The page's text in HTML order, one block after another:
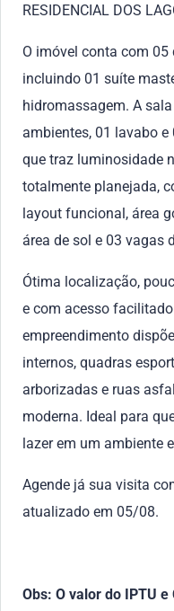
RESIDENCIAL DOS
O imóvel conta com 05
incluindo 01 suíte
hidromassagem. A
ambientes, 01 lavabo
que traz luminosidade
totalmente planejada,
layout funcional, área
área de sol e 03 vagas
Ótima localização,
e com acesso
empreendimento
internos, quadras
arborizadas e ruas
moderna. Ideal para
lazer em um ambiente
Agende já sua visita
atualizado em 05/08.
Obs: O valor do IPTU